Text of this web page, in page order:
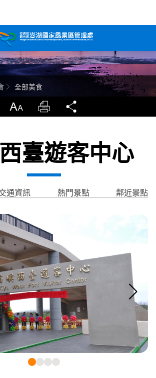
行政資訊網
臉書粉絲團
English
Tiếng Việt
Bahasa indonesia
全部美食
放大 列印
臺遊客中心
通資訊 熱門景點 鄰近景點